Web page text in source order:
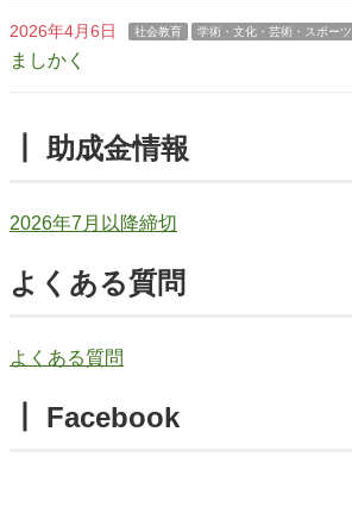
2026年4月6日 社会教育 学術・文化・芸術・スポーツ
ましかく
┃ 助成金情報
2026年7月以降締切
よくある質問
よくある質問
┃ Facebook